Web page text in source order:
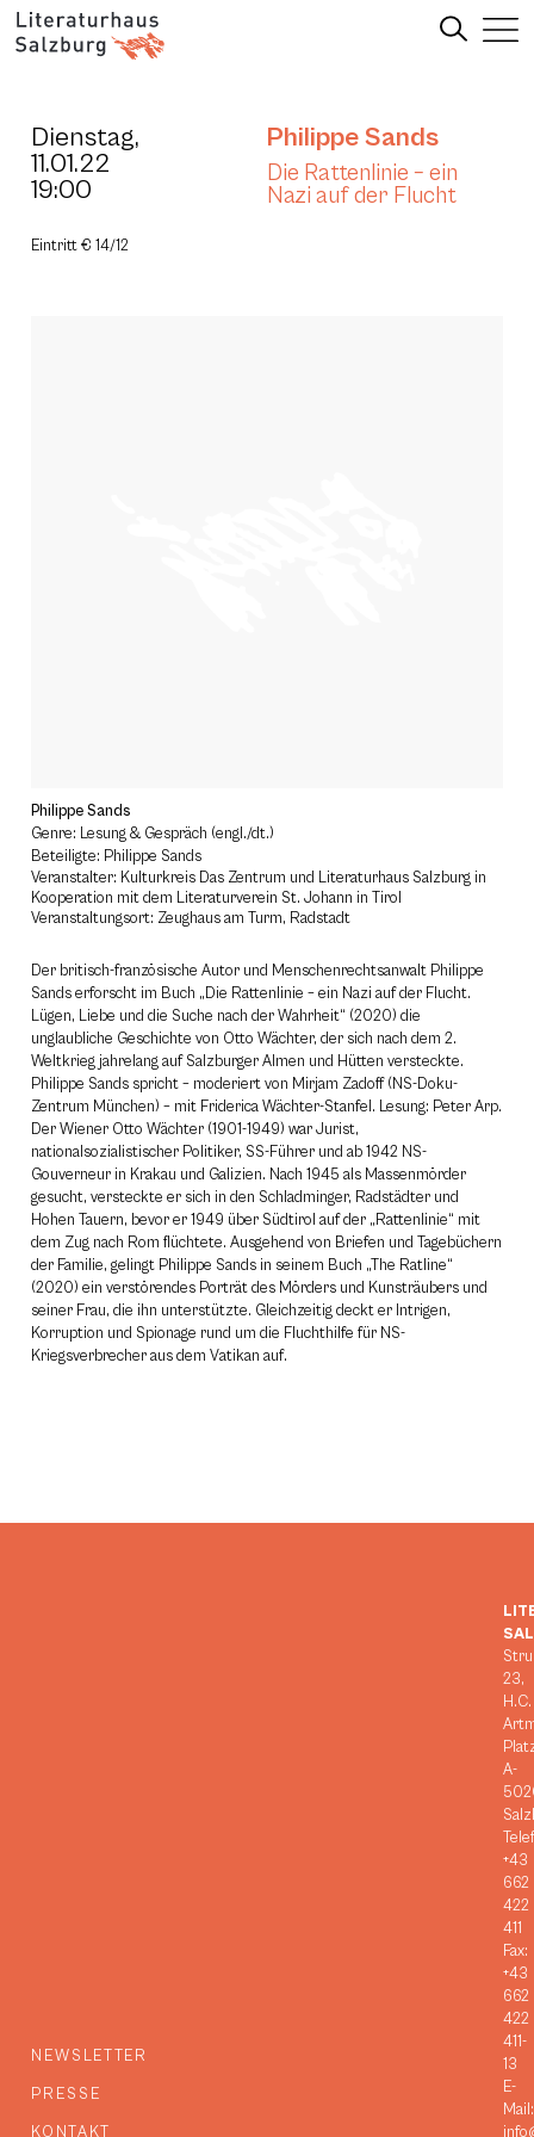
Dienstag,
11.01.22
19:00
Philippe Sands
Die Rattenlinie – ein
Nazi auf der Flucht
Eintritt € 14/12
Philippe Sands
Genre: Lesung & Gespräch (engl./dt.)
Beteiligte: Philippe Sands
Veranstalter: Kulturkreis Das Zentrum und Literaturhaus Salzburg in
Kooperation mit dem Literaturverein St. Johann in Tirol
Veranstaltungsort: Zeughaus am Turm, Radstadt
Der britisch-französische Autor und Menschenrechtsanwalt Philippe
Sands erforscht im Buch „Die Rattenlinie – ein Nazi auf der Flucht.
Lügen, Liebe und die Suche nach der Wahrheit“ (2020) die
unglaubliche Geschichte von Otto Wächter, der sich nach dem 2.
Weltkrieg jahrelang auf Salzburger Almen und Hütten versteckte.
Philippe Sands spricht – moderiert von Mirjam Zadoff (NS-Doku-
Zentrum München) – mit Friderica Wächter-Stanfel. Lesung: Peter Arp.
Der Wiener Otto Wächter (1901-1949) war Jurist,
nationalsozialistischer Politiker, SS-Führer und ab 1942 NS-
Gouverneur in Krakau und Galizien. Nach 1945 als Massenmörder
gesucht, versteckte er sich in den Schladminger, Radstädter und
Hohen Tauern, bevor er 1949 über Südtirol auf der „Rattenlinie“ mit
dem Zug nach Rom flüchtete. Ausgehend von Briefen und Tagebüchern
der Familie, gelingt Philippe Sands in seinem Buch „The Ratline“
(2020) ein verstörendes Porträt des Mörders und Kunsträubers und
seiner Frau, die ihn unterstützte. Gleichzeitig deckt er Intrigen,
Korruption und Spionage rund um die Fluchthilfe für NS-
Kriegsverbrecher aus dem Vatikan auf.
NEWSLETTER
PRESSE
KONTAKT
23,
H.C.
A-
+43
662
422
411
Fax:
+43
662
422
411-
13
E-
Mail: